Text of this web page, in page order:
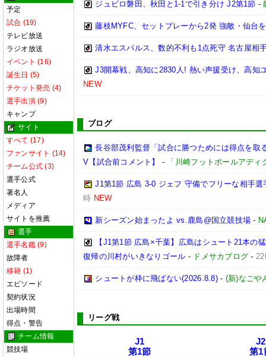
予定
試合 (19)
テレビ放送
ラジオ放送
イベント (16)
誕生日 (5)
チケット発売 (4)
選手出演 (9)
キャンプ
サイト
すべて (17)
ファンサイト (14)
チーム公式 (3)
選手公式
著名人
メディア
サイトを推薦
選手
選手名鑑 (9)
故障者
移籍 (1)
エピソード
契約状況
出場時間
得点・警告
チーム情報
競技場
ジュビロ磐田、秋田と1-1で引き分け J2第1節 -
藤枝MYFC、セットプレーから2発 強敵・仙台
清水エスパルス、数的不利も1点死守 名古屋相
J3開幕戦、高知に2830人! 熱い声援受け、高知
NEW
ブログ
長谷部茂利監督「試合に勝つためには得点を
V【試合前コメント】
- 「川崎フットボールアディ
J1第1節 広島 3-0 ジェフ 守備でフリーな相手
時 NEW
新シーズン始まったよ vs.鹿島@国立競技場 -
【J1第1節 広島×千葉】広島はシュート21本の
復帰の川村がいきなりゴール - ドメサカブログ - 22
シュートが枠に飛ばない(2026.8.8)- (新)なごや
リーグ戦
J1
第1節
J2
第1